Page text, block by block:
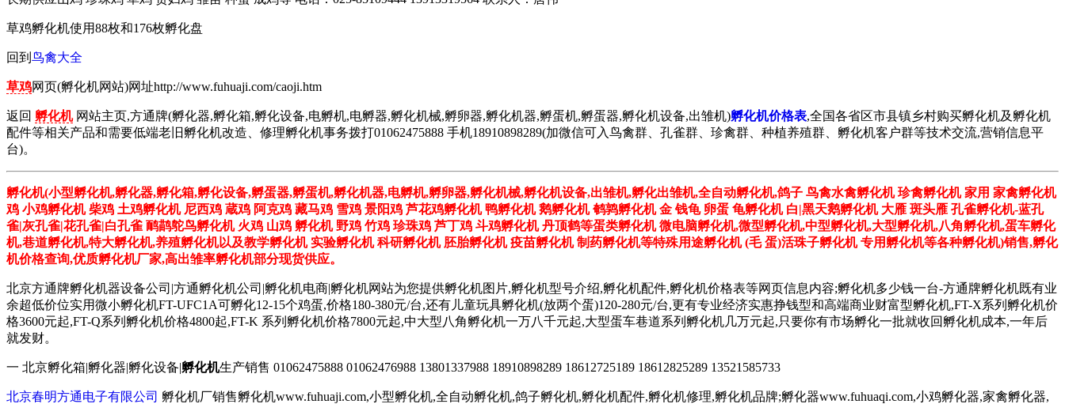
草鸡孵化机使用88枚和176枚孵化盘
回到 鸟禽大全
草鸡网页(孵化机网站)网址http://www.fuhuaji.com/caoji.htm
返回 孵化机网站主页,方通牌(孵化器,孵化箱,孵化设备,电孵机,电孵器,孵化机械,孵卵器,孵化机器,孵蛋机,孵蛋器,孵化机设备,出雏机)孵化机价格表,全国各省区市县镇乡村购买孵化机及孵化机
配件等相关产品和需要低端老旧孵化机改造、修理孵化机事务拨打01062475888 手机18910898289(加微信可入鸟禽群、孔雀群、珍禽群、种植养殖群、孵化机客户群等技术交流,营销信息平
台)。
孵化机(小型孵化机,孵化器,孵化箱,孵化设备,孵蛋器,孵蛋机,孵化机器,电孵机,孵卵器,孵化机械,孵化机设备,出雏机,孵化出雏机,全自动孵化机,鸽子 鸟禽水禽孵化机 珍禽孵化机 家用 家禽孵化机
鸡 小鸡孵化机 柴鸡 土鸡孵化机 尼西鸡 蔵鸡 阿克鸡 藏马鸡 雪鸡 景阳鸡 芦花鸡孵化机 鸭孵化机 鹅孵化机 鹌鹑孵化机 金 钱龟 卵蛋 龟孵化机 白|黑天鹅孵化机 大雁 斑头雁 孔雀孵化机-蓝孔
雀|灰孔雀|花孔雀|白孔雀 鸸鹋鸵鸟孵化机 火鸡 山鸡 孵化机 野鸡 竹鸡 珍珠鸡 芦丁鸡 斗鸡孵化机 丹顶鹤等蛋类孵化机 微电脑孵化机,微型孵化机,中型孵化机,大型孵化机,八角孵化机,蛋车孵化
机,巷道孵化机,特大孵化机,养殖孵化机以及教学孵化机 实验孵化机 科研孵化机 胚胎孵化机 疫苗孵化机 制药孵化机等特殊用途孵化机 (毛 蛋)活珠子孵化机 专用孵化机等各种孵化机)销售,孵化
机价格查询,优质孵化机厂家,高出雏率孵化机部分现货供应。
北京方通牌孵化机器设备公司|方通孵化机公司|孵化机电商|孵化机网站为您提供孵化机图片,孵化机型号介绍,孵化机配件,孵化机价格表等网页信息内容;孵化机多少钱一台-方通牌孵化机既有业
余超低价位实用微小孵化机FT-UFC1A可孵化12-15个鸡蛋,价格180-380元/台,还有儿童玩具孵化机(放两个蛋)120-280元/台,更有专业经济实惠挣钱型和高端商业财富型孵化机,FT-X系列孵化机价
格3600元起,FT-Q系列孵化机价格4800起,FT-K 系列孵化机价格7800元起,中大型八角孵化机一万八千元起,大型蛋车巷道系列孵化机几万元起,只要你有市场孵化一批就收回孵化机成本,一年后
就发财。
一 北京孵化箱|孵化器|孵化设备|孵化机生产销售 01062475888 01062476988 13801337988 18910898289 18612725189 18612825289 13521585733
北京春明方通电子有限公司 孵化机厂销售孵化机www.fuhuaji.com,小型孵化机,全自动孵化机,鸽子孵化机,孵化机配件,孵化机修理,孵化机品牌;孵化器www.fuhuaqi.com,小鸡孵化器,家禽孵化器,